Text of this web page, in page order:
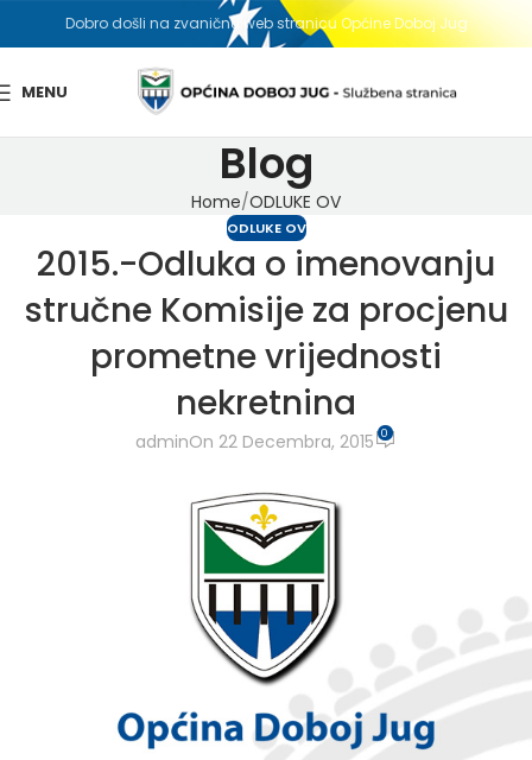
Dobro došli na zvaničnu web stranicu Općine Doboj Jug
MENU
Blog
Home ODLUKE OV
ODLUKE OV
2015.-Odluka o imenovanju
stručne Komisije za procjenu
prometne vrijednosti
nekretnina
adminOn 22 Decembra, 2015 0